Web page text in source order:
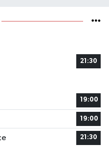
21:30
19:00
19:00
21:30